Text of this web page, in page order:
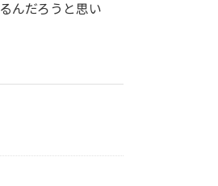
んだろうと思い